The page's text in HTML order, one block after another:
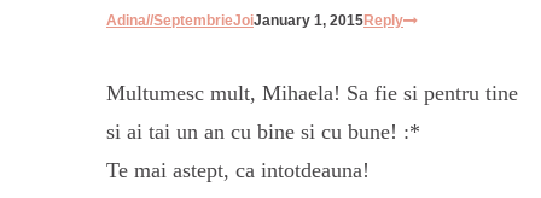
Adina//SeptembrieJoiJanuary 1, 2015Reply
Multumesc mult, Mihaela! Sa fie si pentru tine
si ai tai un an cu bine si cu bune! :*
Te mai astept, ca intotdeauna!